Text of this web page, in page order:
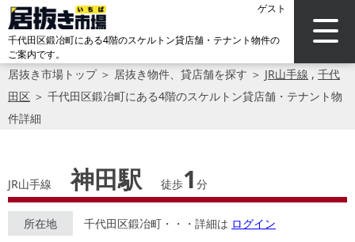
ゲスト
千代田区鍛冶町にある4階のスケルトン貸店舗・テナント物件の
ご案内です。
居抜き市場トップ＞ 居抜き物件、貸店舗を探す ＞ JR山手線 , 千代
田区 ＞ 千代田区鍛冶町にある4階のスケルトン貸店舗・テナント物
件詳細
JR山手線 神田駅 徒歩1 分
所在地 千代田区鍛冶町・・・詳細は ログイン